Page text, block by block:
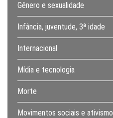
Gênero e sexualidade
Infância, juventude, 3ª idade
Internacional
Mídia e tecnologia
Morte
Movimentos sociais e ativismo